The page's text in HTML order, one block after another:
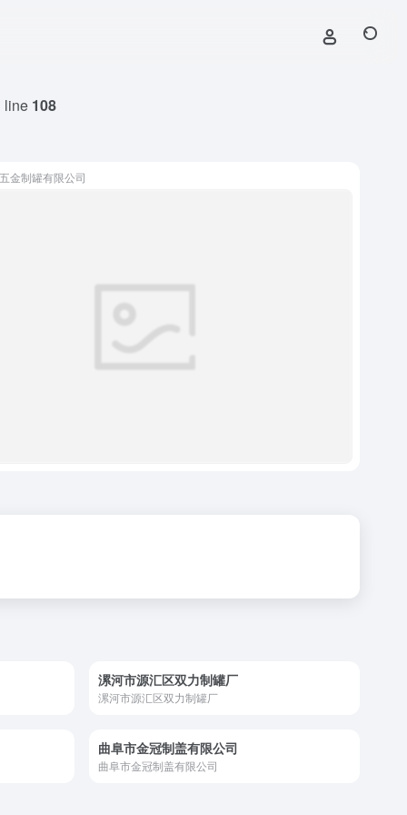
108
金制罐有限公司
漯河市源汇区双力制罐厂
漯河市源汇区双力制罐厂
曲阜市金冠制盖有限公司
曲阜市金冠制盖有限公司